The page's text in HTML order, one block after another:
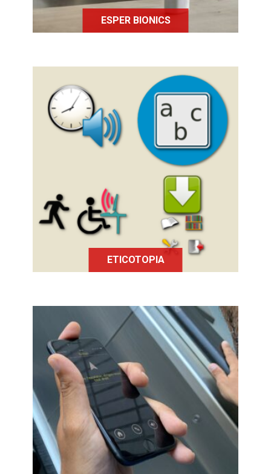
ESPER BIONICS
ETICOTOPIA
ABRI est un lecteur de livres
numériques avec un seul
mouvement volontaire.
Evelity est un GPS pour les
personnes concernées par un
handicap en intérieur permettant
d'améliorer l'accessibilité des
bâtiments